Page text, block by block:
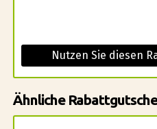
Nutzen Sie diesen
Ähnliche